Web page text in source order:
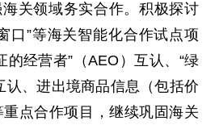
关领域务实合作。积极探讨
口”等海关智能化合作试点项
的经营者”（AEO）互认、“绿
认、进出境商品信息（包括价
点合作项目，继续巩固海关